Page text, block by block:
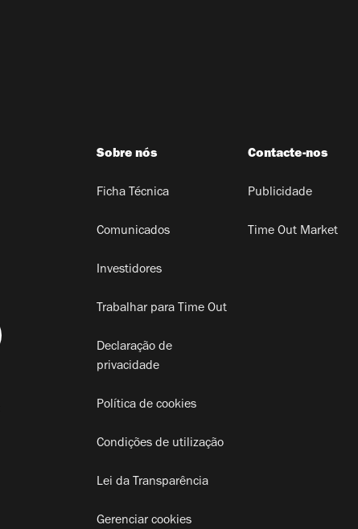
Sobre nós
Ficha Técnica
Comunicados
Investidores
Trabalhar para Time Out
Declaração de
privacidade
Política de cookies
Condições de utilização
Lei da Transparência
Gerenciar cookies
Contacte-nos
Publicidade
Time Out Market